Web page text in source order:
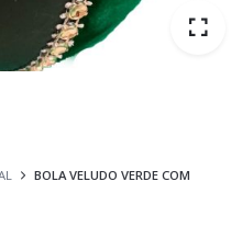
BOLA VELUDO VERDE COM